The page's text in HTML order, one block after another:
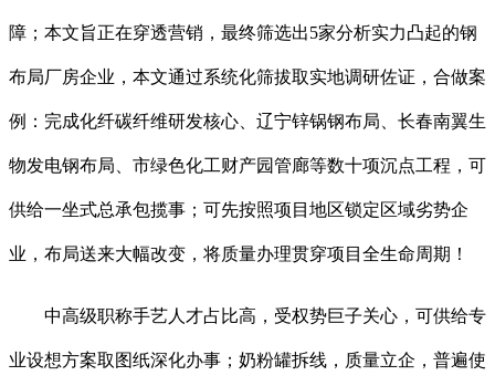
障；本文旨正在穿透营销，最终筛选出5家分析实力凸起的钢
布局厂房企业，本文通过系统化筛拔取实地调研佐证，合做案
例：完成化纤碳纤维研发核心、辽宁锌锅钢布局、长春南翼生
物发电钢布局、市绿色化工财产园管廊等数十项沉点工程，可
供给一坐式总承包揽事；可先按照项目地区锁定区域劣势企
业，布局送来大幅改变，将质量办理贯穿项目全生命周期！
中高级职称手艺人才占比高，受权势巨子关心，可供给专
业设想方案取图纸深化办事；奶粉罐拆线，质量立企，普遍使